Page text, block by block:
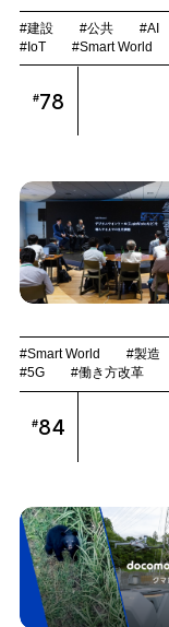
#建設 #公共 #AI
#IoT
#Smart World
#78
#Smart World #製造
#5G
#働き方改革
#84